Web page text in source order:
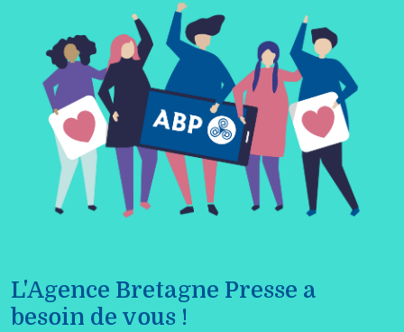
L'Agence Bretagne Presse a
besoin de vous !